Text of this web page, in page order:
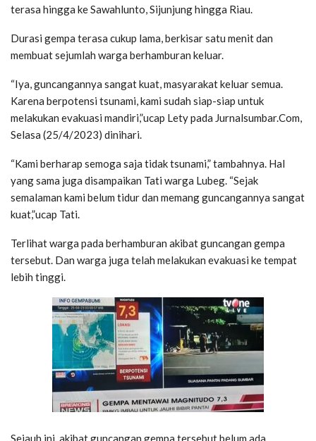
terasa hingga ke Sawahlunto, Sijunjung hingga Riau.
Durasi gempa terasa cukup lama, berkisar satu menit dan
membuat sejumlah warga berhamburan keluar.
“Iya, guncangannya sangat kuat, masyarakat keluar semua.
Karena berpotensi tsunami, kami sudah siap-siap untuk
melakukan evakuasi mandiri,”ucap Lety pada Jurnalsumbar.Com,
Selasa (25/4/2023) dinihari.
“Kami berharap semoga saja tidak tsunami,” tambahnya. Hal
yang sama juga disampaikan Tati warga Lubeg. “Sejak
semalaman kami belum tidur dan memang guncangannya sangat
kuat,”ucap Tati.
Terlihat warga pada berhamburan akibat guncangan gempa
tersebut. Dan warga juga telah melakukan evakuasi ke tempat
lebih tinggi.
Sejauh ini, akibat guncangan gempa tersebut belum ada